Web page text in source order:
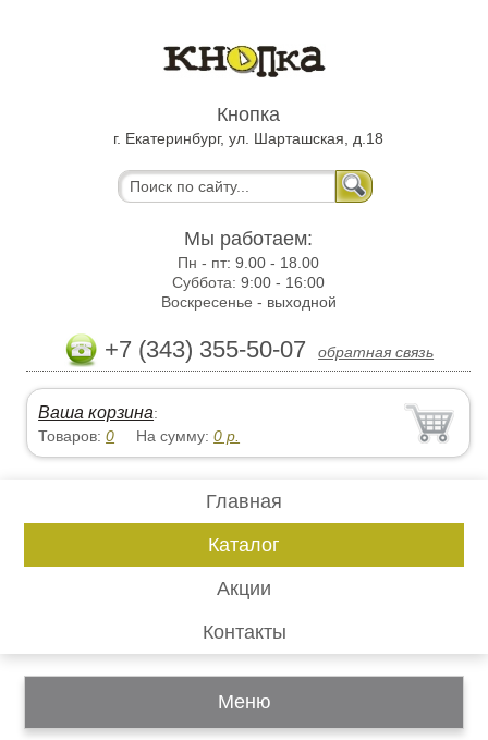
Кнопка
г. Екатеринбург, ул. Шарташская, д.18
Мы работаем:
Пн - пт:9.00 - 18.00
Суббота:9:00 - 16:00
Воскресенье - выходной
+7 (343) 355-50-07 обратная связь
Ваша корзина:
Товаров:0 На сумму:0 р.
Главная
Каталог
Акции
Контакты
Меню